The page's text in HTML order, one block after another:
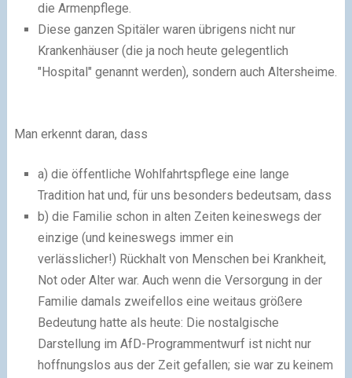
die Armenpflege.
Diese ganzen Spitäler waren übrigens nicht nur
Krankenhäuser (die ja noch heute gelegentlich
"Hospital" genannt werden), sondern auch Altersheime.
Man erkennt daran, dass
a) die öffentliche Wohlfahrtspflege eine lange
Tradition hat und, für uns besonders bedeutsam, dass
b) die Familie schon in alten Zeiten keineswegs der
einzige (und keineswegs immer ein
verlässlicher!) Rückhalt von Menschen bei Krankheit,
Not oder Alter war. Auch wenn die Versorgung in der
Familie damals zweifellos eine weitaus größere
Bedeutung hatte als heute: Die nostalgische
Darstellung im AfD-Programmentwurf ist nicht nur
hoffnungslos aus der Zeit gefallen; sie war zu keinem